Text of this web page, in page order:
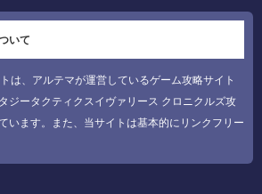
いて
は、アルテマが運営しているゲーム攻略サイト
ジータクティクスイヴァリース クロニクルズ攻
います。また、当サイトは基本的にリンクフリー